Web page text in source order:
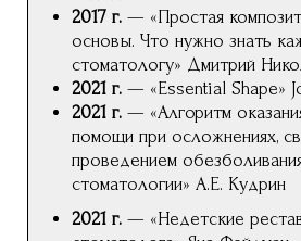
условиями
персональных данныхи даетесогласиена
обработку своих персональных данных
Оставить заявку